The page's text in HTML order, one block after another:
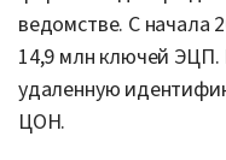
ведомстве. С начала
14,9 млн ключей ЭЦП.
удаленную
ЦОН.